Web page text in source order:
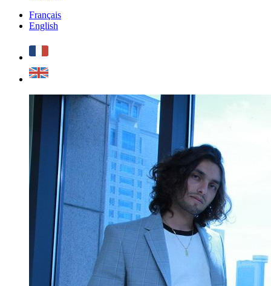
Français
English